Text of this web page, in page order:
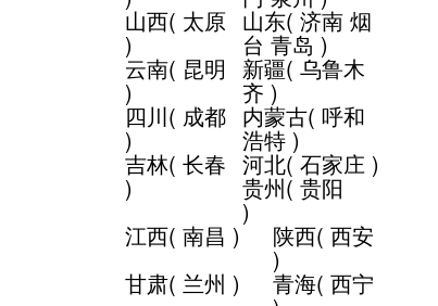
山西( 太原
)
山东( 济南 烟
台 青岛 )
云南( 昆明
)
新疆( 乌鲁木
齐 )
四川( 成都
)
内蒙古( 呼和
浩特 )
吉林( 长春
)
河北(石家庄 )
贵州( 贵阳
)
江西( 南昌 ) 陕西( 西安
)
甘肃( 兰州 ) 青海( 西宁